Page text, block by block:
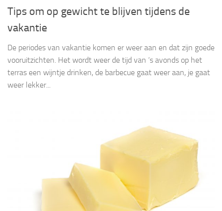
Tips om op gewicht te blijven tijdens de
vakantie
De periodes van vakantie komen er weer aan en dat zijn goede
vooruitzichten. Het wordt weer de tijd van ’s avonds op het
terras een wijntje drinken, de barbecue gaat weer aan, je gaat
weer lekker...